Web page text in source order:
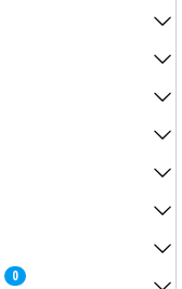
0